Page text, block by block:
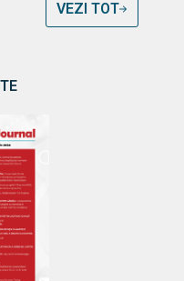
VEZI TOT